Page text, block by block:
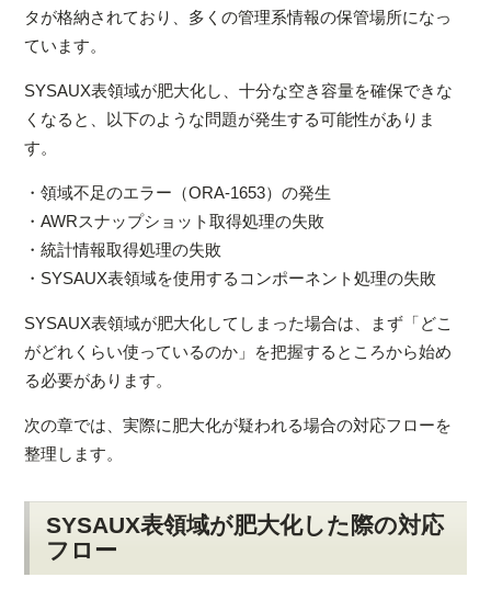
タが格納されており、多くの管理系情報の保管場所になっ
ています。
SYSAUX表領域が肥大化し、十分な空き容量を確保できな
くなると、以下のような問題が発生する可能性がありま
す。
・領域不足のエラー（ORA-1653）の発生
・AWRスナップショット取得処理の失敗
・統計情報取得処理の失敗
・SYSAUX表領域を使用するコンポーネント処理の失敗
SYSAUX表領域が肥大化してしまった場合は、まず「どこ
がどれくらい使っているのか」を把握するところから始め
る必要があります。
次の章では、実際に肥大化が疑われる場合の対応フローを
整理します。
SYSAUX表領域が肥大化した際の対応
フロー